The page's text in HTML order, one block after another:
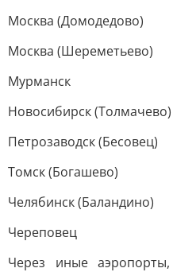
Москва (Домодедово)
Москва (Шереметьево)
Мурманск
Новосибирск (Толмачево)
Петрозаводск (Бесовец)
Томск (Богашево)
Челябинск (Баландино)
Череповец
Через иные